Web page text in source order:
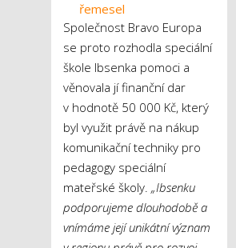
řemesel
Společnost Bravo Europa
se proto rozhodla speciální
škole Ibsenka pomoci a
věnovala jí finanční dar
v hodnotě 50 000 Kč, který
byl využit právě na nákup
komunikační techniky pro
pedagogy speciální
mateřské školy. „Ibsenku
podporujeme dlouhodobě a
vnímáme její unikátní význam